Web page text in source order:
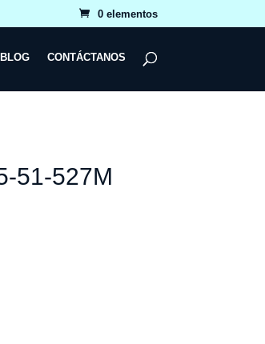
0 elementos
BLOG CONTÁCTANOS
51-527M